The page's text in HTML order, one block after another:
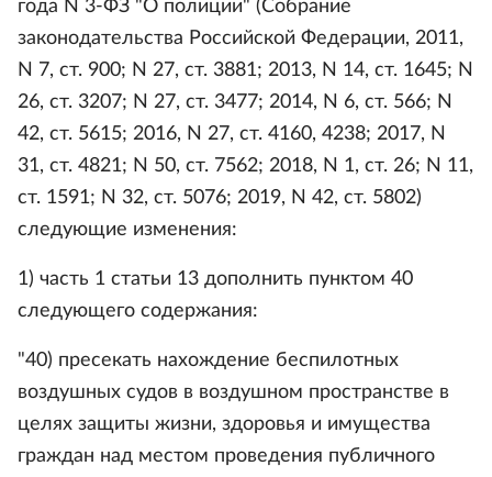
года N 3-ФЗ "О полиции" (Собрание
законодательства Российской Федерации, 2011,
N 7, ст. 900; N 27, ст. 3881; 2013, N 14, ст. 1645; N
26, ст. 3207; N 27, ст. 3477; 2014, N 6, ст. 566; N
42, ст. 5615; 2016, N 27, ст. 4160, 4238; 2017, N
31, ст. 4821; N 50, ст. 7562; 2018, N 1, ст. 26; N 11,
ст. 1591; N 32, ст. 5076; 2019, N 42, ст. 5802)
следующие изменения:
1) часть 1 статьи 13 дополнить пунктом 40
следующего содержания:
"40) пресекать нахождение беспилотных
воздушных судов в воздушном пространстве в
целях защиты жизни, здоровья и имущества
граждан над местом проведения публичного